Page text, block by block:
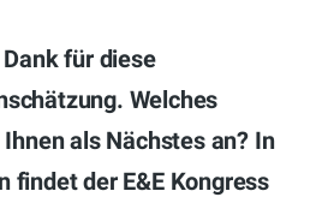
für diese
Welches
als Nächstes an? In
findet der E&E Kongress